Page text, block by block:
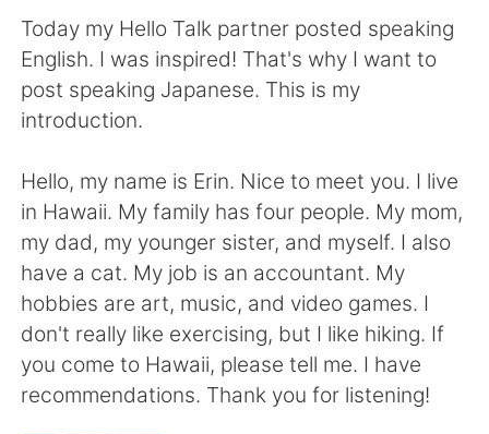
Português
Today my Hello Talk partner posted speaking
English. I was inspired! That's why I want to
post speaking Japanese. This is my
introduction.
Hello, my name is Erin. Nice to meet you. I live
in Hawaii. My family has four people. My mom,
my dad, my younger sister, and myself. I also
have a cat. My job is an accountant. My
hobbies are art, music, and video games. I
don't really like exercising, but I like hiking. If
you come to Hawaii, please tell me. I have
recommendations. Thank you for listening!